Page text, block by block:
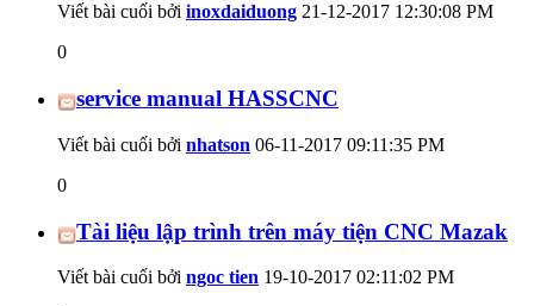
Viết bài cuối bởi inoxdaiduong 21-12-2017 12:30:08 PM
0
service manual HASSCNC
Viết bài cuối bởi nhatson 06-11-2017 09:11:35 PM
0
Tài liệu lập trình trên máy tiện CNC Mazak
Viết bài cuối bởi ngoc tien 19-10-2017 02:11:02 PM